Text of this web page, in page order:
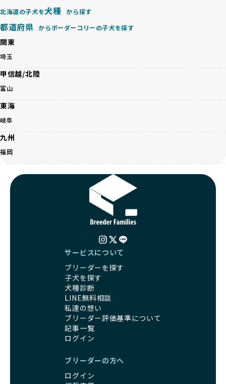
ーダー自身の理念や姿勢までも丁寧に確認しています。
さらに、こうした評価結果は透明性を持って公開されている
ため、どのブリーダーを選んでも安心して子犬をお迎えいた
だけます。
徹底した透明性こそが、BreederFamiliesの大きな特徴で
す。
BreederFamiliesは、ペット業界が抱える命の大量生産・大
量販売、負担の大きい流通構造、劣悪な飼育環境といった課
題に真摯に向き合っています。優良ブリーダーとの直接取引
を促進することで、無駄な命の消費を減らし、命を大切にす
る社会の実現を目指しています。
さらに、売上の一部を保護団体や保護団体を支援する公益法
人へ寄付しています。多くのペット販売業者が、動物福祉へ
の取り組みが不十分であることを理由に寄付を断られる中、
BreederFamiliesはその姿勢が評価され、寄付が実現してい
ます。この活動により、保護が必要なワンちゃんの救済や保
護活動の支援にも貢献しています。
BreederFamiliesのこうした取り組みは、目の前の子犬だけ
でなく、すべてのワンちゃんに優しい未来を創るための大き
な一歩です。ユーザーの皆さんがBreederFamiliesを通じて
身ともに健康に育つための環境づくりに全力を注いでいま
遺伝的なリスクを最小限に抑えた繁殖計画、栄養バランスが
考えられた食事、子犬がのびのびと動ける適度な運動環境、
さらに獣医師と連携した健康管理まで徹底しています。
その結果、BreederFamiliesを通じてお迎えする子犬は、元
気で健康なスタートを切れることが大きな魅力です。
子犬の社会性は、家庭でのしつけをスムーズにする重要なポ
イントです。BreederFamiliesのブリーダーは、母犬や兄弟
犬、人との触れ合いの時間をしっかり確保し、子犬が自然に
コミュニケーション能力を身につけられるよう育てていま
ペットショップやオークションを介さずに直接飼い主に渡す
ことを大切にしています。また、彼らはお迎え先を自身で確
接の引き渡しを基本とします。
一方で、営利優先ブリーダーは、広範囲に販売するためにペ
を軽視しがちです。
「ペットショップ等を使わない」の詳細はこちら
近年、「小さくて可愛い」「珍しい毛色」という見た目の特
徴が人気を集め、高値で取引されることが多くなっていま
くありません。極小サイズは骨や心臓に負担がかかりやす
く、レアカラーには遺伝疾患のリスクが高まることがありま
す。
営利優先ブリーダーは、このような流行や需要に応じて無理
な繁殖を行いがちです。小柄な母犬を繁殖に多用して体に負
担をかけたり、子犬を小さく見せるために食事を減らすな
ど、健康を犠牲にした管理がされることもあります。このよ
うな方法では、ワンちゃんの免疫力や体力が低下し、飼い主
にとっても将来的な医療費やケアの負担が増える恐れがあり
優良ブリーダーは、こうした流行に流されず、ワンちゃんの
健康を最優先に考えています。特に小さいワンちゃんやレア
カラーの子犬を販売する場合は、健康リスクを十分に理解
し、飼い主にそのリスクについて丁寧に説明しています。食
事管理もしっかり行い、成長に必要な栄養を確保するなど、
ワンちゃんの健康を第一にした繁殖を心がけています。
「見た目以上に健康重視」の詳細はこちら
引退犬とは、繁殖期を終えたワンちゃんたちのことを指しま
を願っています。よって、引退後も自宅で飼育を続けるか、
信頼できる相手に譲渡するなど、ワンちゃんが幸せに暮らせ
北海道の子犬を犬種 から探す
都道府県 からボーダーコリーの子犬を探す
関東
埼玉
甲信越/北陸
富山
東海
岐阜
九州
福岡
サービスについて
ブリーダーを探す
子犬を探す
犬種診断
LINE無料相談
私達の想い
ブリーダー評価基準について
記事一覧
ログイン
ブリーダーの方へ
ログイン